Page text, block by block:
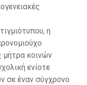
η
κοινών
ενίοτε
σε έναν σύγχρονο